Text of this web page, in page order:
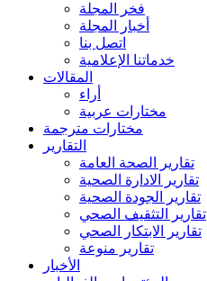
فخر المجلة
أخبار المجلة
اتصل بنا
خدماتنا الإعلامية
المقالات
أراء
مختارات عربية
مختارات مترجمة
التقارير
تقارير الصحة العامة
تقارير الادارة الصحية
تقارير الجودة الصحية
تقارير التثقيف الصحي
تقارير الابتكار الصحي
تقارير منوعة
الأخبار